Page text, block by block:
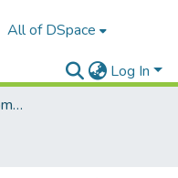
All of DSpace
Log In
Faculty of Economics, Commercial Sciences and Management Sciences